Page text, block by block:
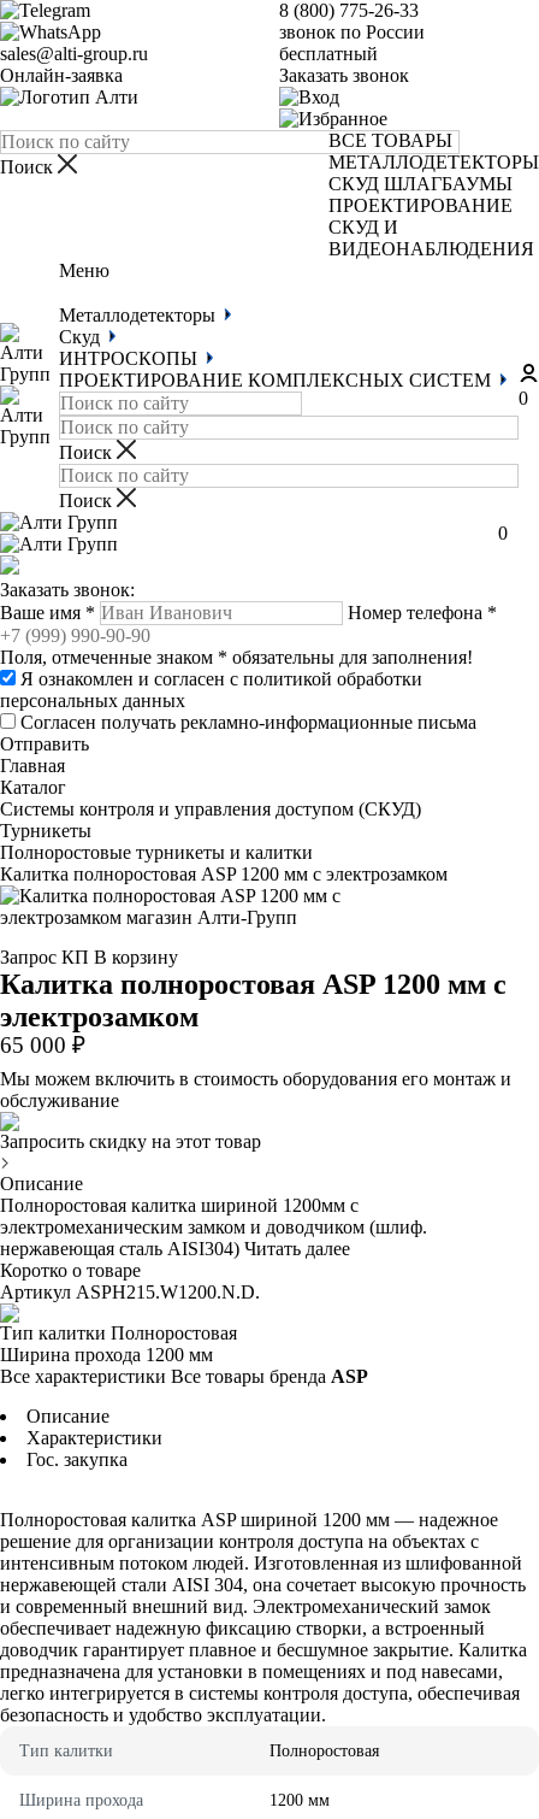
sales@alti-group.ru
Онлайн-заявка
8 (800) 775-26-33
звонок по России
бесплатный
Заказать звонок
ВСЕ ТОВАРЫ
МЕТАЛЛОДЕТЕКТОРЫ
СКУД ШЛАГБАУМЫ
ПРОЕКТИРОВАНИЕ
СКУД И
ВИДЕОНАБЛЮДЕНИЯ
Меню
Металлодетекторы
Скуд
ИНТРОСКОПЫ
ПРОЕКТИРОВАНИЕ КОМПЛЕКСНЫХ СИСТЕМ
0
0
Заказать звонок:
Ваше имя * Номер телефона *
Поля, отмеченные знаком * обязательны для заполнения!
Я ознакомлен и согласен с политикой обработки
персональных данных
Согласен получать рекламно-информационные письма
Отправить
Главная
Каталог
Системы контроля и управления доступом (СКУД)
Турникеты
Полноростовые турникеты и калитки
Калитка полноростовая ASP 1200 мм с электрозамком
Запрос КП В корзину
Калитка полноростовая ASP 1200 мм с
электрозамком
65 000 ₽
Мы можем включить в стоимость оборудования его монтаж и
обслуживание
Запросить скидку на этот товар
Описание
Полноростовая калитка шириной 1200мм с
электромеханическим замком и доводчиком (шлиф.
нержавеющая сталь AISI304) Читать далее
Коротко о товаре
Артикул ASPH215.W1200.N.D.
Тип калитки Полноростовая
Ширина прохода 1200 мм
Все характеристики Все товары бренда ASP
Описание
Характеристики
Гос. закупка
Полноростовая калитка ASP шириной 1200 мм — надежное
решение для организации контроля доступа на объектах с
интенсивным потоком людей. Изготовленная из шлифованной
нержавеющей стали AISI 304, она сочетает высокую прочность
и современный внешний вид. Электромеханический замок
обеспечивает надежную фиксацию створки, а встроенный
доводчик гарантирует плавное и бесшумное закрытие. Калитка
предназначена для установки в помещениях и под навесами,
легко интегрируется в системы контроля доступа, обеспечивая
безопасность и удобство эксплуатации.
Тип калитки Полноростовая
Ширина прохода 1200 мм